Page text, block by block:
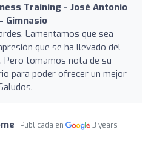
Training - José Antonio
Gimnasio
Lamentamos que sea
que se ha llevado del
Pero tomamos nota de su
para poder ofrecer un mejor
Publicada en
3 years